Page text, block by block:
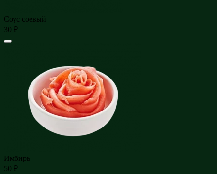
Соус соевый
30 ₽
Имбирь
50 ₽